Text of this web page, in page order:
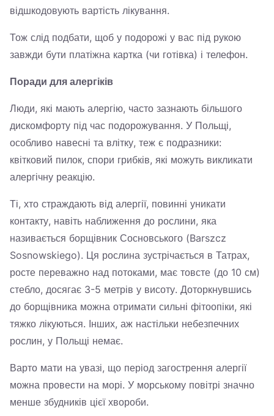
відшкодовують вартість лікування.
Тож слід подбати, щоб у подорожі у вас під рукою
завжди бути платіжна картка (чи готівка) і телефон.
Поради для алергіків
Люди, які мають алергію, часто зазнають більшого
дискомфорту під час подорожування. У Польщі,
особливо навесні та влітку, теж є подразники:
квітковий пилок, спори грибків, які можуть викликати
алергічну реакцію.
Ті, хто страждають від алергії, повинні уникати
контакту, навіть наближення до рослини, яка
називається борщівник Сосновського (Barszcz
Sosnowskiego). Ця рослина зустрічається в Татрах,
росте переважно над потоками, має товсте (до 10 см)
стебло, досягає 3-5 метрів у висоту. Доторкнувшись
до борщівника можна отримати сильні фітоопіки, які
тяжко лікуються. Інших, аж настільки небезпечних
рослин, у Польщі немає.
Варто мати на увазі, що період загострення алергії
можна провести на морі. У морському повітрі значно
менше збудників цієї хвороби.